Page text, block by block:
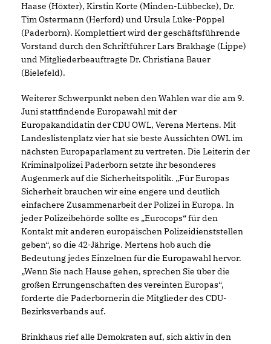
Haase (Höxter), Kirstin Korte (Minden-Lübbecke), Dr.
Tim Ostermann (Herford) und Ursula Lüke-Pöppel
(Paderborn). Komplettiert wird der geschäftsführende
Vorstand durch den Schriftführer Lars Brakhage (Lippe)
und Mitgliederbeauftragte Dr. Christiana Bauer
(Bielefeld).
Weiterer Schwerpunkt neben den Wahlen war die am 9.
Juni stattfindende Europawahl mit der
Europakandidatin der CDU OWL, Verena Mertens. Mit
Landeslistenplatz vier hat sie beste Aussichten OWL im
nächsten Europaparlament zu vertreten. Die Leiterin der
Kriminalpolizei Paderborn setzte ihr besonderes
Augenmerk auf die Sicherheitspolitik. „Für Europas
Sicherheit brauchen wir eine engere und deutlich
einfachere Zusammenarbeit der Polizei in Europa. In
jeder Polizeibehörde sollte es „Eurocops“ für den
Kontakt mit anderen europäischen Polizeidienststellen
geben“, so die 42-Jährige. Mertens hob auch die
Bedeutung jedes Einzelnen für die Europawahl hervor.
Wenn Sie nach Hause gehen, sprechen Sie über die
großen Errungenschaften des vereinten Europas“,
forderte die Paderbornerin die Mitglieder des CDU-
Bezirksverbands auf.
Brinkhaus rief alle Demokraten auf, sich aktiv in den